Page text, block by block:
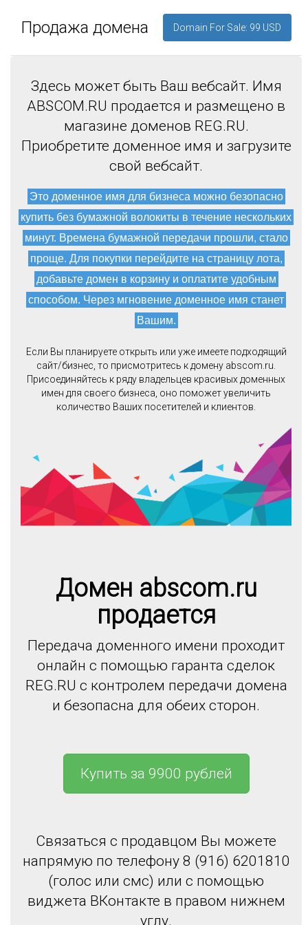
Domain For Sale: 99 USD
Продажа домена
Здесь может быть Ваш вебсайт. Имя
ABSCOM.RU продается и размещено в
магазине доменов REG.RU.
Приобретите доменное имя и загрузите
свой вебсайт.
Это доменное имя для бизнеса можно безопасно
купить без бумажной волокиты в течение нескольких
минут. Времена бумажной передачи прошли, стало
проще. Для покупки перейдите на страницу лота,
добавьте домен в корзину и оплатите удобным
способом. Через мгновение доменное имя станет
Вашим.
Если Вы планируете открыть или уже имеете подходящий
сайт/бизнес, то присмотритесь к домену abscom.ru.
Присоединяйтесь к ряду владельцев красивых доменных
имен для своего бизнеса, оно поможет увеличить
количество Ваших посетителей и клиентов.
Домен abscom.ru
продается
Передача доменного имени проходит
онлайн с помощью гаранта сделок
REG.RU с контролем передачи домена
и безопасна для обеих сторон.
Купить за 9900 рублей
Связаться с продавцом Вы можете
напрямую по телефону 8 (916) 6201810
(голос или смс) или с помощью
виджета ВКонтакте в правом нижнем
углу.